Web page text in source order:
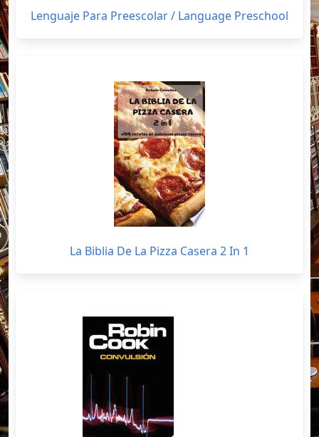
Lenguaje Para Preescolar / Language Preschool
La Biblia De La Pizza Casera 2 In 1